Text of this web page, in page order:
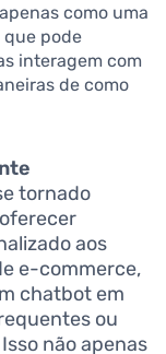
como uma
pode
interagem com
de como
tornado
aos
e-commerce,
chatbot em
ou
não apenas